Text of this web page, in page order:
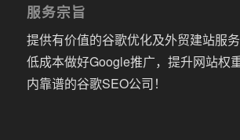
服务宗旨
提供有价值的谷歌优化及外贸建站服
低成本做好Google推广，提升网站权
内靠谱的谷歌SEO公司！